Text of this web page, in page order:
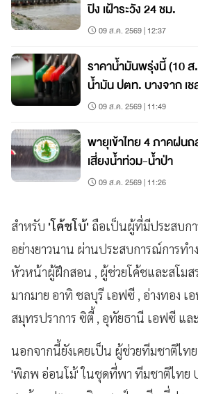
ปิง เฝ้าระวัง 24 ชม.
09 ส.ค. 2569 | 12:37
ราคาน้ำมันพรุ่งนี้ (10
น้ำมัน ปตท. บางจาก เ
09 ส.ค. 2569 | 11:49
พายุเข้าไทย 4 ภาคฝน
เสี่ยงน้ำท่วม-น้ำป่า
09 ส.ค. 2569 | 11:26
สำหรับ 'โค้ชโบ้' ถือเป็นผู้ที่มีประสบก
อย่างยาวนาน ผ่านประสบการณ์การท
หัวหน้าผู้ฝึกสอน , ผู้ช่วยโค้ชและสโมส
มากมาย อาทิ ชลบุรี เอฟซี , อ่างทอง
สมุทรปราการ ซิตี้ , อุทัยธานี เอฟซี แล
นอกจากนี้ยังเคยเป็น ผู้ช่วยทีมชาติไท
'พิภพ อ่อนโม้' ในชุดที่พา ทีมชาติไทย